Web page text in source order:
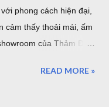
phong cách hiện đại,
cảm thấy thoải mái, ấm
của Thảm Đẹp
kế nội thất hiện đại,
READ MORE »